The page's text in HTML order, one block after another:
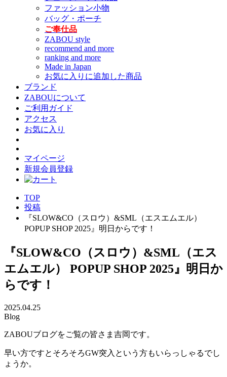
ファッション小物
バッグ・ポーチ
ご奉仕品
ZABOU style
recommend and more
ranking and more
Made in Japan
お気に入りに追加した商品
ブランド
ZABOUについて
ご利用ガイド
アクセス
お気に入り
マイページ
新規会員登録
TOP
投稿
『SLOW&CO（スロウ）&SML（エスエムエル）
POPUP SHOP 2025』明日からです！
『SLOW&CO（スロウ）&SML（エス
エムエル） POPUP SHOP 2025』明日か
らです！
2025.04.25
Blog
ZABOUブログをご覧の皆さま吉岡です。
早い方ですとそろそろGW突入という方もいらっしゃるでし
ょうか。